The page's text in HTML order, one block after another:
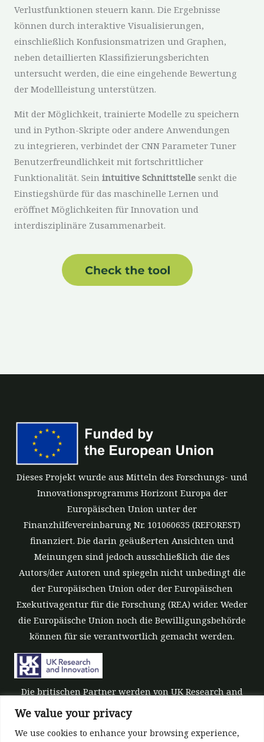
We value your privacy
We use cookies to enhance your browsing experience,
Verlustfunktionen steuern kann. Die Ergebnisse
können durch interaktive Visualisierungen,
einschließlich Konfusionsmatrizen und Graphen,
neben detaillierten Klassifizierungsberichten
untersucht werden, die eine eingehende Bewertung
der Modellleistung unterstützen.
Mit der Möglichkeit, trainierte Modelle zu speichern
und in Python-Skripte oder andere Anwendungen
zu integrieren, verbindet der CNN Parameter Tuner
Benutzerfreundlichkeit mit fortschrittlicher
Funktionalität. Sein intuitive Schnittstelle senkt die
Einstiegshürde für das maschinelle Lernen und
eröffnet Möglichkeiten für Innovation und
interdisziplinäre Zusammenarbeit.
Dieses Projekt wurde aus Mitteln des Forschungs- und
Innovationsprogramms Horizont Europa der
Europäischen Union unter der
Finanzhilfevereinbarung Nr. 101060635 (REFOREST)
finanziert. Die darin geäußerten Ansichten und
Meinungen sind jedoch ausschließlich die des
Autors/der Autoren und spiegeln nicht unbedingt die
der Europäischen Union oder der Europäischen
Exekutivagentur für die Forschung (REA) wider. Weder
die Europäische Union noch die Bewilligungsbehörde
können für sie verantwortlich gemacht werden.
Die britischen Partner werden von UK Research and
Innovation (UKRI) im Rahmen der
Finanzierungsgarantie der britischen Regierung für
Horizon Europe finanziert [Zuschussnummer